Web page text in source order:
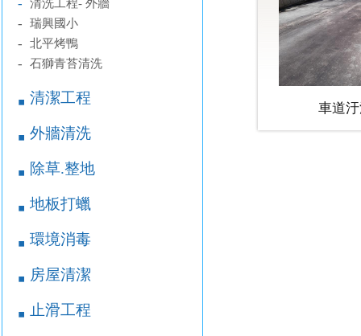
- 清洗工程- 外牆
- 瑞興國小
- 北平烤鴨
- 石獅青苔清洗
￭ 清潔工程
￭ 外牆清洗
￭ 除草.整地
￭ 地板打蠟
￭ 環境消毒
￭ 房屋清潔
￭ 止滑工程
車道